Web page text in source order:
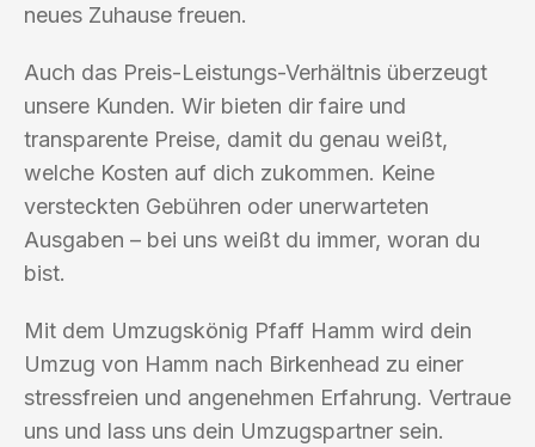
neues Zuhause freuen.
Auch das Preis-Leistungs-Verhältnis überzeugt
unsere Kunden. Wir bieten dir faire und
transparente Preise, damit du genau weißt,
welche Kosten auf dich zukommen. Keine
versteckten Gebühren oder unerwarteten
Ausgaben – bei uns weißt du immer, woran du
bist.
Mit dem Umzugskönig Pfaff Hamm wird dein
Umzug von Hamm nach Birkenhead zu einer
stressfreien und angenehmen Erfahrung. Vertraue
uns und lass uns dein Umzugspartner sein.